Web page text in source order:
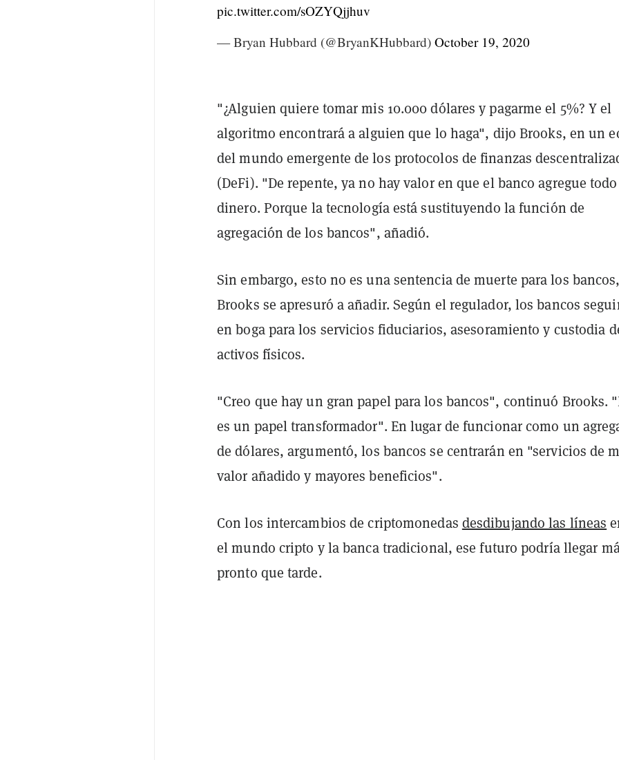
pic.twitter.com/sOZYQjjhuv
— Bryan Hubbard (@BryanKHubbard) October 19, 2020
"¿Alguien quiere tomar mis 10.000 dólares y pagarme el 5%? Y el
algoritmo encontrará a alguien que lo haga", dijo Brooks, en un
del mundo emergente de los protocolos de finanzas
(DeFi). "De repente, ya no hay valor en que el banco agregue todo
dinero. Porque la tecnología está sustituyendo la función de
agregación de los bancos", añadió.
Sin embargo, esto no es una sentencia de muerte para los bancos,
Brooks se apresuró a añadir. Según el regulador, los bancos
en boga para los servicios fiduciarios, asesoramiento y custodia
activos físicos.
"Creo que hay un gran papel para los bancos", continuó Brooks.
es un papel transformador". En lugar de funcionar como un
de dólares, argumentó, los bancos se centrarán en "servicios de
valor añadido y mayores beneficios".
Con los intercambios de criptomonedas desdibujando las líneas
el mundo cripto y la banca tradicional, ese futuro podría llegar
pronto que tarde.